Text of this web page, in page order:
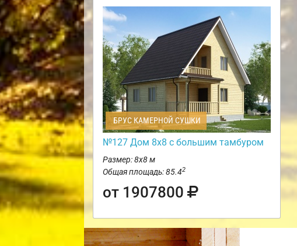
БРУС КАМЕРНОЙ СУШКИ
№127 Дом 8х8 с большим тамбуром
Размер: 8х8 м
Общая площадь: 85.42
от 1907800